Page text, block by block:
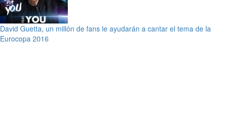
David Guetta, un millón de fans le ayudarán a cantar el tema de la
Eurocopa 2016